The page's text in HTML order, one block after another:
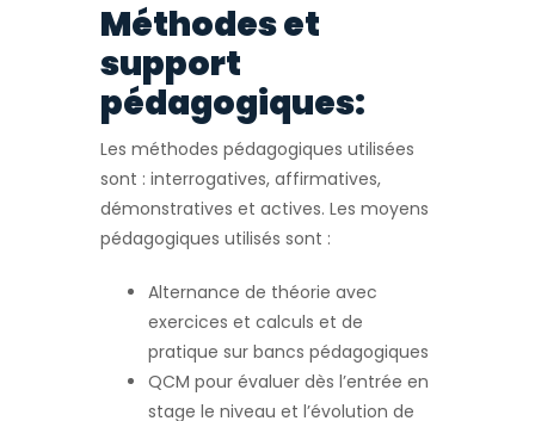
Méthodes et
support
pédagogiques:
Les méthodes pédagogiques utilisées
sont : interrogatives, affirmatives,
démonstratives et actives. Les moyens
pédagogiques utilisés sont :
Alternance de théorie avec
exercices et calculs et de
pratique sur bancs pédagogiques
QCM pour évaluer dès l’entrée en
stage le niveau et l’évolution de